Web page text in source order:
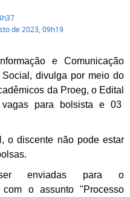
de 2023, 09h19
e Comunicação
divulga por meio do
da Proeg, o Edital
vagas para bolsista e 03
o discente não pode estar
enviadas para o
o assunto "Processo